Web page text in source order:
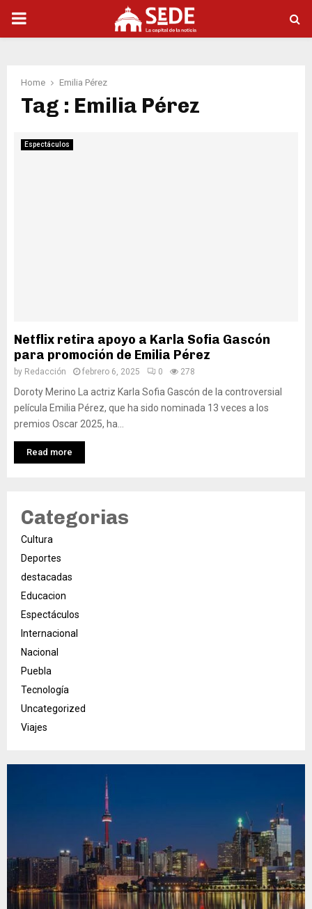
PRIMARY
Home Emilia Pérez
Tag : Emilia Pérez
Espectáculos
Netflix retira apoyo a Karla Sofia Gascón
para promoción de Emilia Pérez
by Redacción febrero 6, 2025 0 278
Doroty Merino La actriz Karla Sofia Gascón de la controversial
película Emilia Pérez, que ha sido nominada 13 veces a los
premios Oscar 2025, ha...
Read more
Categorias
Cultura
Deportes
destacadas
Educacion
Espectáculos
Internacional
Nacional
Puebla
Tecnología
Uncategorized
Viajes